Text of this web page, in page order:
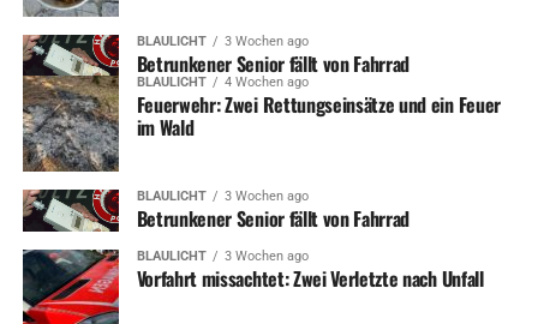
BLAULICHT 3 Wochen ago
Betrunkener Senior fällt von Fahrrad
BLAULICHT 4 Wochen ago
Feuerwehr: Zwei Rettungseinsätze und ein Feuer
im Wald
BLAULICHT 3 Wochen ago
Betrunkener Senior fällt von Fahrrad
BLAULICHT 3 Wochen ago
Vorfahrt missachtet: Zwei Verletzte nach Unfall